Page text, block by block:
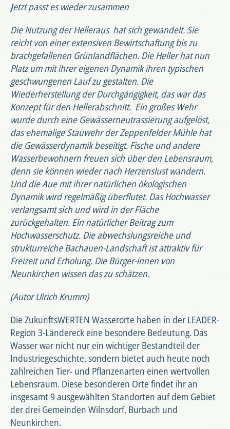
Jetzt passt es wieder zusammen
Die Nutzung der Helleraus hat sich gewandelt. Sie
reicht von einer extensiven Bewirtschaftung bis zu
brachgefallenen Grünlandflächen. Die Heller hat nun
Platz um mit ihrer eigenen Dynamik ihren typischen
geschwungenen Lauf zu gestalten. Die
Wiederherstellung der Durchgängigkeit, das war das
Konzept für den Hellerabschnitt. Ein großes Wehr
wurde durch eine Gewässerneutrassierung aufgelöst,
das ehemalige Stauwehr der Zeppenfelder Mühle hat
die Gewässerdynamik beseitigt. Fische und andere
Wasserbewohnern freuen sich über den Lebensraum,
denn sie können wieder nach Herzenslust wandern.
Und die Aue mit ihrer natürlichen ökologischen
Dynamik wird regelmäßig überflutet. Das Hochwasser
verlangsamt sich und wird in der Fläche
zurückgehalten. Ein natürlicher Beitrag zum
Hochwasserschutz. Die abwechslungsreiche und
strukturreiche Bachauen-Landschaft ist attraktiv für
Freizeit und Erholung. Die Bürger-innen von
Neunkirchen wissen das zu schätzen.
(Autor Ulrich Krumm)
Die ZukunftsWERTEN Wasserorte haben in der LEADER-
Region 3-Ländereck eine besondere Bedeutung. Das
Wasser war nicht nur ein wichtiger Bestandteil der
Industriegeschichte, sondern bietet auch heute noch
zahlreichen Tier- und Pflanzenarten einen wertvollen
Lebensraum. Diese besonderen Orte findet ihr an
insgesamt 9 ausgewählten Standorten auf dem Gebiet
der drei Gemeinden Wilnsdorf, Burbach und
Neunkirchen.